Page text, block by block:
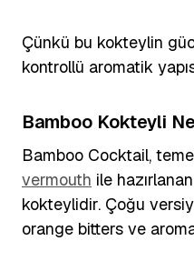
Çünkü bu kokteylin
kontrollü aromatik
Bamboo Kokteyli
Bamboo Cocktail,
vermouth ile
kokteylidir. Çoğu
orange bitters ve